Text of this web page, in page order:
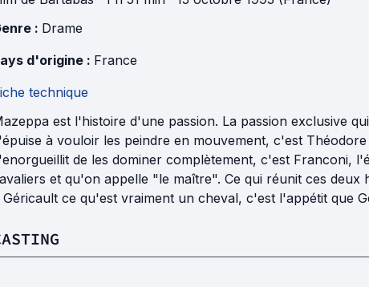
: Drame
d'origine : France
technique
est l'histoire d'une passion. La passion exclusive
à vouloir les peindre en mouvement, c'est
de les dominer complètement, c'est Franconi,
et qu'on appelle "le maître". Ce qui réunit ces
Géricault ce qu'est vraiment un cheval, c'est l'appétit que